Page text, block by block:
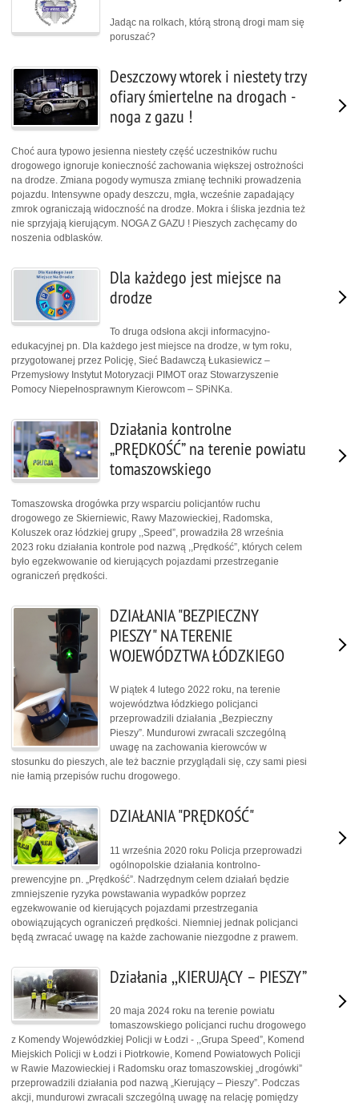
Jadąc na rolkach, którą stroną drogi mam się
poruszać?
Deszczowy wtorek i niestety trzy
ofiary śmiertelne na drogach -
noga z gazu !
Choć aura typowo jesienna niestety część uczestników ruchu
drogowego ignoruje konieczność zachowania większej ostrożności
na drodze. Zmiana pogody wymusza zmianę techniki prowadzenia
pojazdu. Intensywne opady deszczu, mgła, wcześnie zapadający
zmrok ograniczają widoczność na drodze. Mokra i śliska jezdnia też
nie sprzyjają kierującym. NOGA Z GAZU ! Pieszych zachęcamy do
noszenia odblasków.
Dla każdego jest miejsce na
drodze
To druga odsłona akcji informacyjno-
edukacyjnej pn. Dla każdego jest miejsce na drodze, w tym roku,
przygotowanej przez Policję, Sieć Badawczą Łukasiewicz –
Przemysłowy Instytut Motoryzacji PIMOT oraz Stowarzyszenie
Pomocy Niepełnosprawnym Kierowcom – SPiNKa.
Działania kontrolne
„PRĘDKOŚĆ” na terenie powiatu
tomaszowskiego
Tomaszowska drogówka przy wsparciu policjantów ruchu
drogowego ze Skierniewic, Rawy Mazowieckiej, Radomska,
Koluszek oraz łódzkiej grupy ,,Speed”, prowadziła 28 września
2023 roku działania kontrole pod nazwą ,,Prędkość”, których celem
było egzekwowanie od kierujących pojazdami przestrzeganie
ograniczeń prędkości.
DZIAŁANIA "BEZPIECZNY
PIESZY" NA TERENIE
WOJEWÓDZTWA ŁÓDZKIEGO
W piątek 4 lutego 2022 roku, na terenie
województwa łódzkiego policjanci
przeprowadzili działania „Bezpieczny
Pieszy”. Mundurowi zwracali szczególną
uwagę na zachowania kierowców w
stosunku do pieszych, ale też bacznie przyglądali się, czy sami piesi
nie łamią przepisów ruchu drogowego.
DZIAŁANIA "PRĘDKOŚĆ"
11 września 2020 roku Policja przeprowadzi
ogólnopolskie działania kontrolno-
prewencyjne pn. „Prędkość”. Nadrzędnym celem działań będzie
zmniejszenie ryzyka powstawania wypadków poprzez
egzekwowanie od kierujących pojazdami przestrzegania
obowiązujących ograniczeń prędkości. Niemniej jednak policjanci
będą zwracać uwagę na każde zachowanie niezgodne z prawem.
Działania ,,KIERUJĄCY – PIESZY”
20 maja 2024 roku na terenie powiatu
tomaszowskiego policjanci ruchu drogowego
z Komendy Wojewódzkiej Policji w Łodzi - ,,Grupa Speed”, Komend
Miejskich Policji w Łodzi i Piotrkowie, Komend Powiatowych Policji
w Rawie Mazowieckiej i Radomsku oraz tomaszowskiej „drogówki”
przeprowadzili działania pod nazwą „Kierujący – Pieszy”. Podczas
akcji, mundurowi zwracali szczególną uwagę na relację pomiędzy